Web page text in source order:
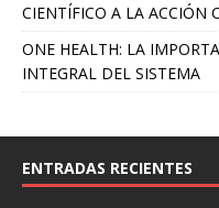
CIENTÍFICO A LA ACCIÓN
ONE HEALTH: LA
INTEGRAL DEL SISTEMA
ENTRADAS RECIENTES